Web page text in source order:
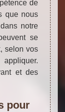
de
que nous
notre
se
selon vos
et des
pour